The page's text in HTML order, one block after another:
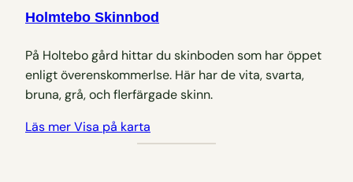
Holmtebo Skinnbod
På Holtebo gård hittar du skinboden som har öppet
enligt överenskommerlse. Här har de vita, svarta,
bruna, grå, och flerfärgade skinn.
Läs merVisa på karta